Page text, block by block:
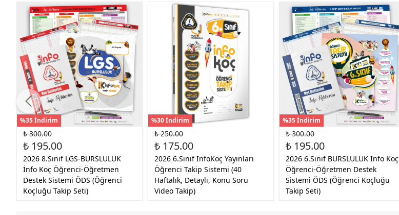
%35 İndirim
₺ 300.00
₺ 195.00
2026 8.Sınıf LGS-BURSLULUK
İnfo Koç Öğrenci-Öğretmen
Destek Sistemi ÖDS (Öğrenci
Koçluğu Takip Seti)
%30 İndirim
₺ 250.00
₺ 175.00
2026 6.Sınıf İnfoKoç Yayınları
Öğrenci Takip Sistemi (40
Haftalık, Detaylı, Konu Soru
Video Takip)
%35 İndirim
₺ 300.00
₺ 195.00
2026 6.Sınıf BURSLULUK İnfo Koç
Öğrenci-Öğretmen Destek
Sistemi ÖDS (Öğrenci Koçluğu
Takip Seti)